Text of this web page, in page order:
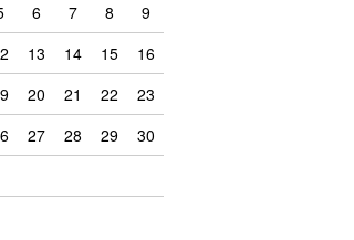
6 7 8
9
13 14 15
16
20 21 22
23
27 28 29
30